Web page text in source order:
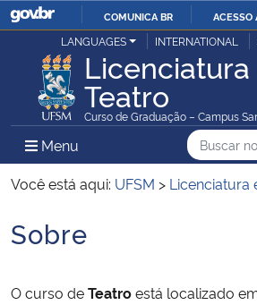
IR
PARA
CONTEÚDO
COMUNICA BR ACESSO
Ministério da Justiça e Segurança Pública
Ministério da Defesa
Ministério das Relações Exteriores
Ministério da Economia
LANGUAGES INTERNATIONAL
Licenciatura
Teatro
Curso de Graduação – Campus
Menu Menu Principal do Sítio
Busca
Busca:
Você está aqui: UFSM > Licenciatura
Início do conteúdo
Sobre
O curso deTeatroestá localizado